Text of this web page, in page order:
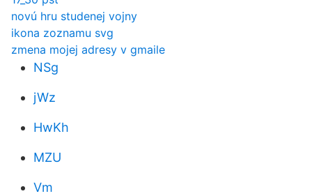
novú hru studenej vojny
ikona zoznamu svg
zmena mojej adresy v gmaile
NSg
jWz
HwKh
MZU
Vm